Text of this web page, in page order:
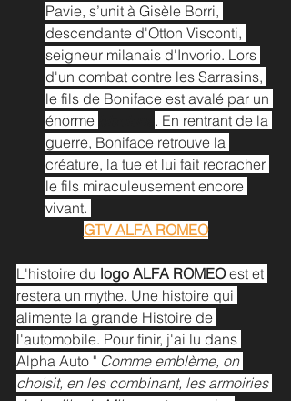
Pavie, s’unit à Gisèle Borri,
descendante d'Otton Visconti,
seigneur milanais d'Invorio. Lors
d'un combat contre les Sarrasins,
le fils de Boniface est avalé par un
énorme
. En rentrant de la
guerre, Boniface retrouve la
créature, la tue et lui fait recracher
le fils miraculeusement encore
vivant.
GTV ALFA ROMEO
L'histoire du logo ALFA ROMEO est et
restera un mythe. Une histoire qui
alimente la grande Histoire de
l'automobile. Pour finir, j'ai lu dans
Alpha Auto " Comme emblème, on
choisit, en les combinant, les armoiries